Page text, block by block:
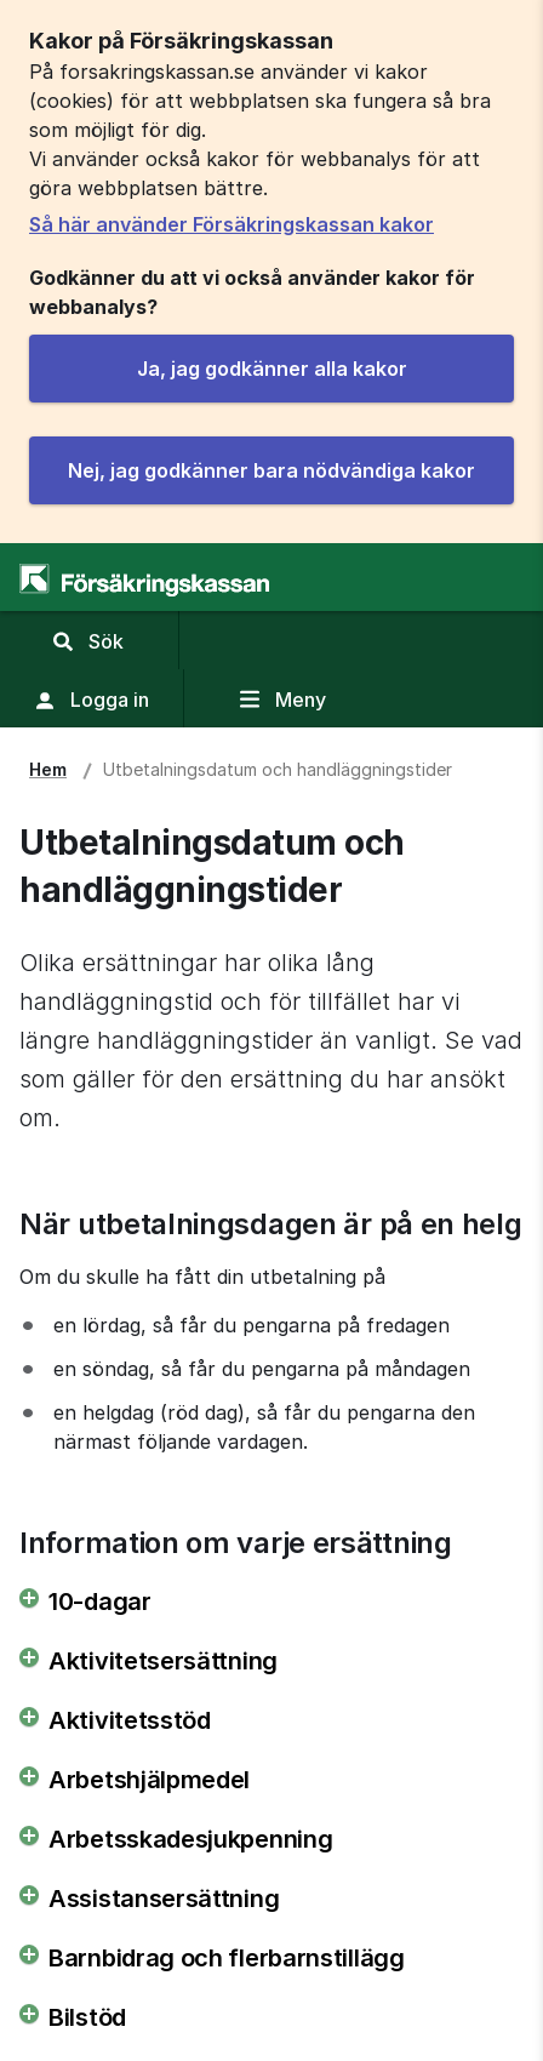
Kakor på Försäkringskassan
På forsakringskassan.se använder vi kakor
(cookies) för att webbplatsen ska fungera så bra
som möjligt för dig.
Vi använder också kakor för webbanalys för att
göra webbplatsen bättre.
Så här använder Försäkringskassan kakor
Godkänner du att vi också använder kakor för
webbanalys?
Ja, jag godkänner alla kakor
Nej, jag godkänner bara nödvändiga kakor
Sök
sökfält
Logga in Meny
Hem Utbetalningsdatum och handläggningstider
Utbetalningsdatum och
handläggningstider
Olika ersättningar har olika lång
handläggningstid och för tillfället har vi
längre handläggningstider än vanligt. Se vad
som gäller för den ersättning du har ansökt
om.
När utbetalningsdagen är på en helg
Om du skulle ha fått din utbetalning på
en lördag, så får du pengarna på fredagen
en söndag, så får du pengarna på måndagen
en helgdag (röd dag), så får du pengarna den
närmast följande vardagen.
Information om varje ersättning
10-dagar
Aktivitetsersättning
Aktivitetsstöd
Arbetshjälpmedel
Arbetsskadesjukpenning
Assistansersättning
Barnbidrag och flerbarnstillägg
Bilstöd